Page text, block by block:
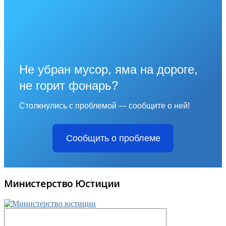
Не убран мусор, яма на дороге,
не горит фонарь?
Столкнулись с проблемой — сообщите о ней!
Сообщить о проблеме
Министерство Юстиции